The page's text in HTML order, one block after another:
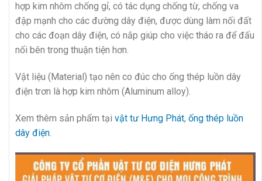
hợp kim nhôm chống gỉ, có tác dụng chống từ, chống va
đập mạnh cho các đường dây điện, được dùng làm nối đất
cho các đoạn dây điện, có nắp giúp cho việc tháo ra để đấu
nối bên trong thuận tiện hơn.
Vật liệu (Material) tạo nên co đúc cho ống thép luồn dây
điện trơn là hợp kim nhôm (Aluminum alloy).
Xem thêm sản phẩm tại vật tư Hưng Phát, ống thép luồn
dây điện.